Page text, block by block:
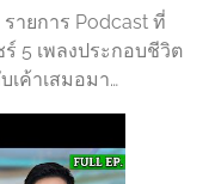
รายการ Podcast ที่
5 เพลงประกอบชีวิต
เค้าเสมอมา…